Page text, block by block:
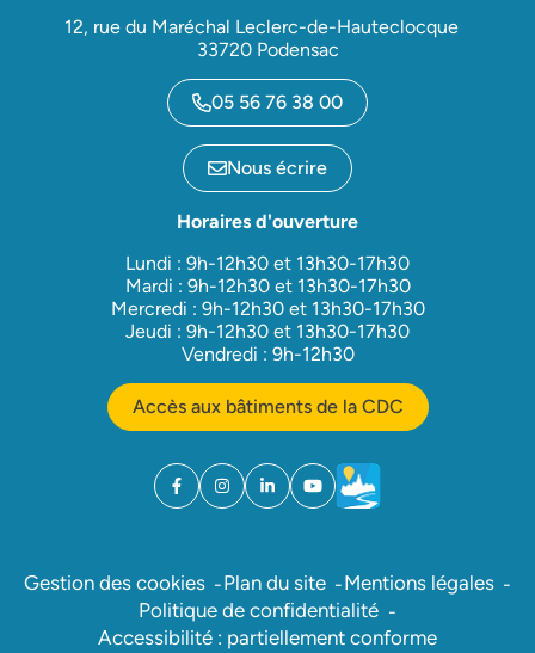
12, rue du Maréchal Leclerc-de-Hauteclocque
33720 Podensac
05 56 76 38 00
Nous écrire
Horaires d'ouverture
Lundi : 9h-12h30 et 13h30-17h30
Mardi : 9h-12h30 et 13h30-17h30
Mercredi : 9h-12h30 et 13h30-17h30
Jeudi : 9h-12h30 et 13h30-17h30
Vendredi : 9h-12h30
Accès aux bâtiments de la CDC
Facebook
(ouverture dans un nouvel onglet)
Instagram
(ouverture dans un nouvel onglet)
Linkedin
(ouverture dans un nouvel onglet)
YouTube
(ouverture dans un nouvel
Météo
(ouverture dans un
Gestion des cookies Plan du site
Mentions légales
Politique de confidentialité
Accessibilité : partiellement conforme